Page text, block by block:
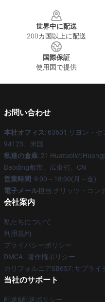
世界中に配送
200カ国以上に配送
国際保証
使用国で提供
お問い合わせ
本社オフィス: 63601 リヨン・
94123、米国
私達の倉庫: 21 Huatuoliの
Baoding都市、広東省、CN
営業時間: 9:00～18:00(月～金)
電子メール担当:クリッツ・コン
会社案内
私たちについて
利用規約
プライバシーポリシー
DMCA - 著作権ポリシー
カリフォルニアSB657: サプライ
当社のサポート
配送&配送ポリシー